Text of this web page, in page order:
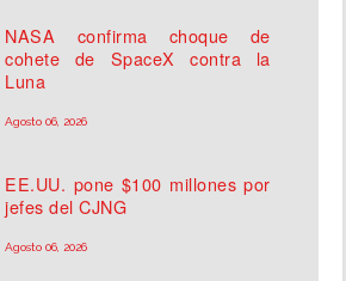
NASA confirma choque de
cohete de SpaceX contra la
Luna
Agosto 06, 2026
EE.UU. pone $100 millones por
jefes del CJNG
Agosto 06, 2026